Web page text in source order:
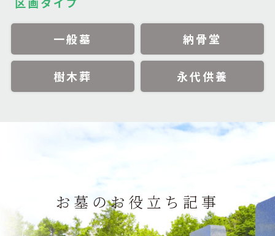
一般墓 納骨堂
樹木葬 永代供養
お墓のお役立ち記事